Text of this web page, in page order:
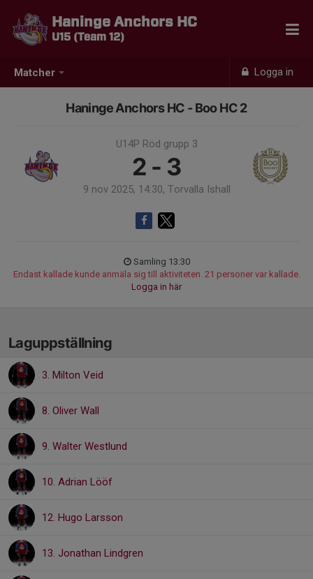
Matcher Logga in
Haninge Anchors HC
U15 (Team 12)
Haninge Anchors HC - Boo HC 2
U14P Röd grupp 3
2 - 3
9 nov 2025, 14:30, Torvalla Ishall
Samling 13:30
Endast kallade kunde anmäla sig till aktiviteten. 21 personer var kallade.
Logga in här
Laguppställning
3. Milton Veid
8. Oliver Wall
9. Walter Westlund
10. Adrian Lööf
12. Hugo Larsson
13. Jonathan Lindgren